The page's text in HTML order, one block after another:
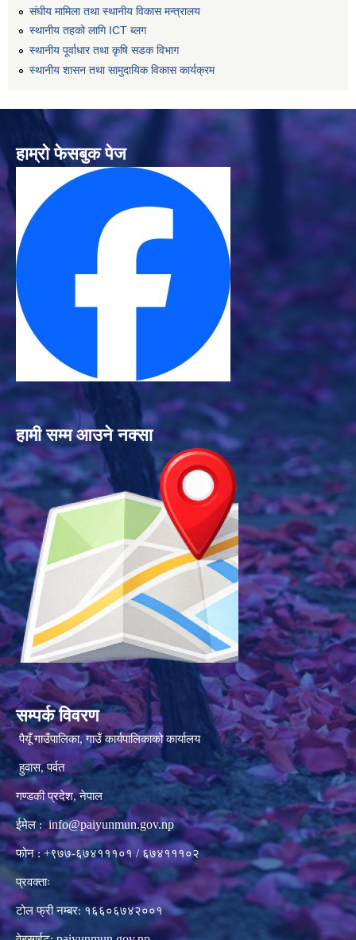
संघीय मामिला तथा स्थानीय विकास मन्त्रालय
स्थानीय तहको लागि ICT ब्लग
स्थानीय पूर्वाधार तथा कृषि सडक विभाग
स्थानीय शासन तथा सामुदायिक विकास कार्यक्रम
हाम्रो फेसबुक पेज
हामी सम्म आउने नक्सा
सम्पर्क विवरण
पैयूँ गाउँपालिका, गाउँ कार्यपालिकाको कार्यालय
हुवास, पर्वत
गण्डकी प्रदेश, नेपाल
ईमेल : info@paiyunmun.gov.np
फोन : +९७७-६७४१११०१ / ६७४१११०२
प्रवक्ताः
टोल फ्री नम्बर: १६६०६७४२००१